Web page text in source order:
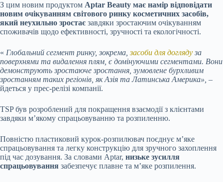
З цим новим продуктом Aptar Beauty має намір відповідати
новим очікуванням світового ринку косметичних засобів,
який неухильно зростає завдяки зростаючим очікуванням
споживачів щодо ефективності, зручності та екологічності.
« Глобальний сегмент ринку, зокрема,засоби для догляду за
поверхнями та видалення плям, є домінуючими сегментами. Вони
демонструють зростаюче зростання, зумовлене бурхливим
зростанням таких регіонів, як Азія та Латинська Америка», –
йдеться у прес-релізі компанії.
TSP був розроблений для покращення взаємодії з клієнтами
завдяки м’якому спрацьовуванню та розпиленню.
Повністю пластиковий курок-розпилювач поєднує м’яке
спрацьовування та легку конструкцію для зручного захоплення
під час дозування. За словами Aptar, низьке зусилля
спрацьовування забезпечує плавне та м’яке розпилення.